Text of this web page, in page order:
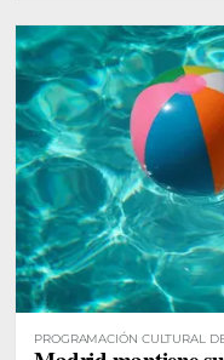
PROGRAMACIÓN CULTURAL